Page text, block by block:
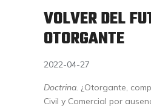
VOLVER DEL
OTORGANTE
2022-04-27
Doctrina. ¿Otorgante,
Civil y Comercial por